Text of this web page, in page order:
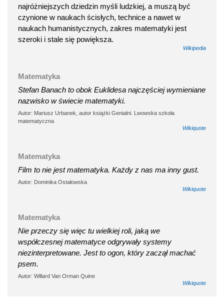
najróżniejszych dziedzin myśli ludzkiej, a muszą być
czynione w naukach ścisłych, technice a nawet w
naukach humanistycznych, zakres matematyki jest
szeroki i stale się powiększa.
Wikipedia
Matematyka
Stefan Banach to obok Euklidesa najczęściej wymieniane
nazwisko w świecie matematyki.
Autor: Mariusz Urbanek, autor książki Genialni. Lwowska szkoła
matematyczna
Wikiquote
Matematyka
Film to nie jest matematyka. Każdy z nas ma inny gust.
Autor: Dominika Ostałowska
Wikiquote
Matematyka
Nie przeczy się więc tu wielkiej roli, jaką we
współczesnej matematyce odgrywały systemy
niezinterpretowane. Jest to ogon, który zaczął machać
psem.
Autor: Willard Van Orman Quine
Wikiquote